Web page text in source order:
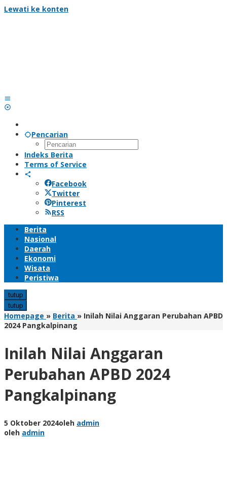
Lewati ke konten
Pencarian
Indeks Berita
Terms of Service
Facebook
Twitter
Pinterest
RSS
Berita
Nasional
Daerah
Ekonomi
Wisata
Peristiwa
tutup
tutup
Homepage » Berita » Inilah Nilai Anggaran Perubahan APBD
2024 Pangkalpinang
Inilah Nilai Anggaran
Perubahan APBD 2024
Pangkalpinang
5 Oktober 2024oleh admin
oleh admin